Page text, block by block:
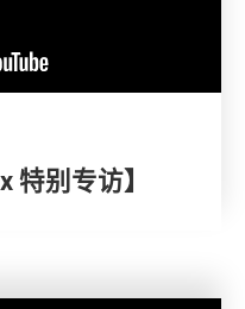
特别专访】